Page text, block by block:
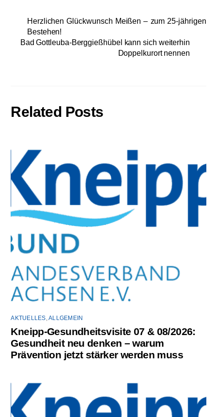
Herzlichen Glückwunsch Meißen – zum 25-jährigen
Bestehen!
Bad Gottleuba-Berggießhübel kann sich weiterhin
Doppelkurort nennen
Related Posts
AKTUELLES ,ALLGEMEIN
Kneipp-Gesundheitsvisite 07 & 08/2026:
Gesundheit neu denken – warum
Prävention jetzt stärker werden muss